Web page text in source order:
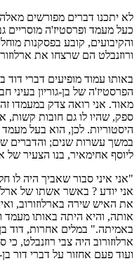
לא יתכנו דברים מפורשים
כעל מעמד ופרסטיז'ה מוסריים
והקיבועים, קובע בפסקנות
ורוזנבלט הם שרצחו את
באותו עמוד מופיעים דברי דוד
הפרסטיז'ה של בן-גוריון בעיני
מאוד. אני רואה צדק במעמדו זה
ספק, שהיו לו גם חובות קשות, אך
היסטוריות. לכן, הוא בעל
במשך עשרות שנים; והדברים של
ליוסף אחימאיר, בנו הצעיר
"אני איני סבור שאביך היה לו
אני יודע ? באשר אשתו של
את האיש שירה בארלוזורוב,
אותה, והיא היתה באותו מעמד
באמיתה." במלים אחרות, דוד
ארלוזורוב היה צבי רוזנבלט,
ועוד פעם אחזור על דברי דור בן-